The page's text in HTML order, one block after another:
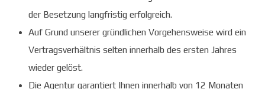
der Besetzung langfristig erfolgreich.
Auf Grund unserer gründlichen Vorgehensweise wird ein
Vertragsverhältnis selten innerhalb des ersten Jahres
wieder gelöst.
Die Agentur garantiert Ihnen innerhalb von 12 Monaten